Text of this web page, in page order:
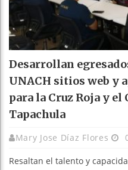
Desarrollan
UNACH sitios web y
para la Cruz Roja y el
Tapachula
Mary Jose Díaz Flores
Resaltan el talento y